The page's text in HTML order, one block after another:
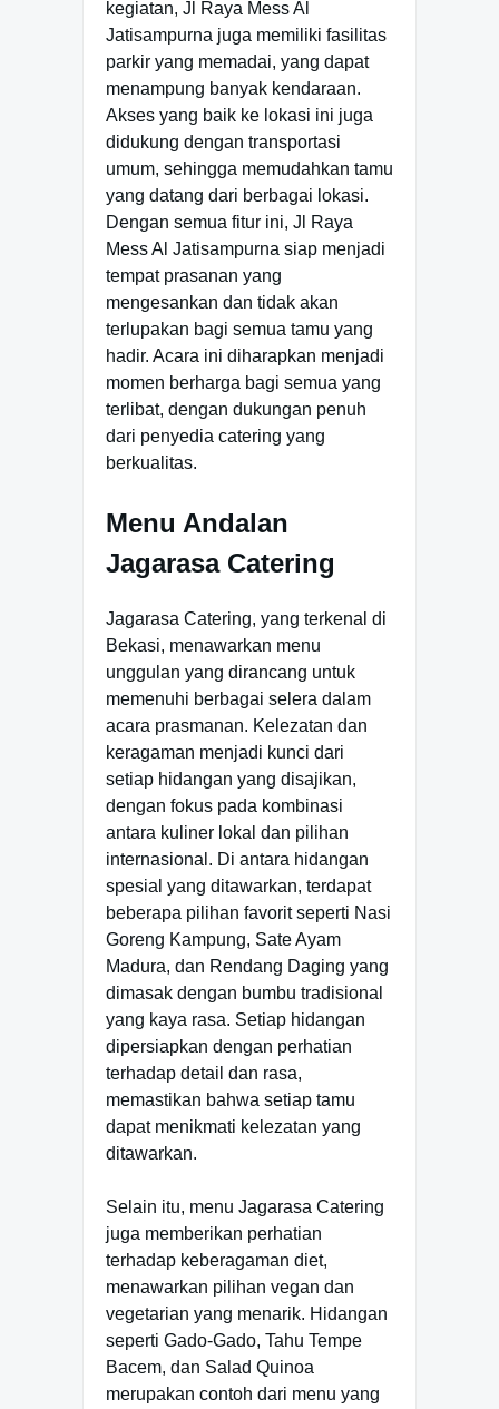
kegiatan, Jl Raya Mess Al
Jatisampurna juga memiliki fasilitas
parkir yang memadai, yang dapat
menampung banyak kendaraan.
Akses yang baik ke lokasi ini juga
didukung dengan transportasi
umum, sehingga memudahkan tamu
yang datang dari berbagai lokasi.
Dengan semua fitur ini, Jl Raya
Mess Al Jatisampurna siap menjadi
tempat prasanan yang
mengesankan dan tidak akan
terlupakan bagi semua tamu yang
hadir. Acara ini diharapkan menjadi
momen berharga bagi semua yang
terlibat, dengan dukungan penuh
dari penyedia catering yang
berkualitas.
Menu Andalan
Jagarasa Catering
Jagarasa Catering, yang terkenal di
Bekasi, menawarkan menu
unggulan yang dirancang untuk
memenuhi berbagai selera dalam
acara prasmanan. Kelezatan dan
keragaman menjadi kunci dari
setiap hidangan yang disajikan,
dengan fokus pada kombinasi
antara kuliner lokal dan pilihan
internasional. Di antara hidangan
spesial yang ditawarkan, terdapat
beberapa pilihan favorit seperti Nasi
Goreng Kampung, Sate Ayam
Madura, dan Rendang Daging yang
dimasak dengan bumbu tradisional
yang kaya rasa. Setiap hidangan
dipersiapkan dengan perhatian
terhadap detail dan rasa,
memastikan bahwa setiap tamu
dapat menikmati kelezatan yang
ditawarkan.
Selain itu, menu Jagarasa Catering
juga memberikan perhatian
terhadap keberagaman diet,
menawarkan pilihan vegan dan
vegetarian yang menarik. Hidangan
seperti Gado-Gado, Tahu Tempe
Bacem, dan Salad Quinoa
merupakan contoh dari menu yang